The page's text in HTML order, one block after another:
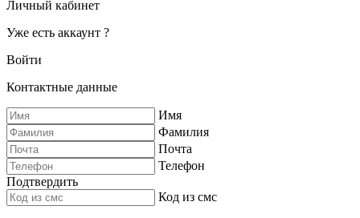
Личный кабинет
Уже есть аккаунт ?
Войти
Контактные данные
Имя
Фамилия
Почта
Телефон
Подтвердить
Код из смс